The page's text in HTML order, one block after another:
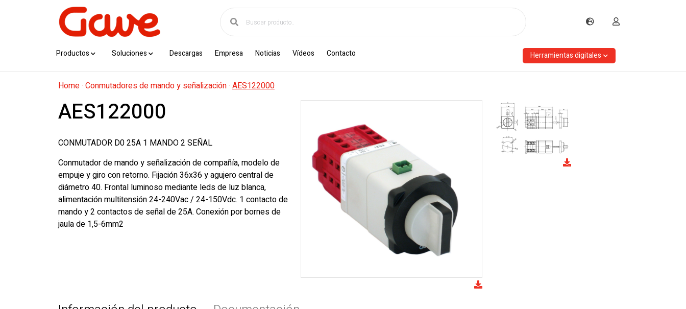
Productos Soluciones Descargas Empresa Noticias Vídeos Contacto Herramientas digitales
Home· Conmutadores de mando y señalización· AES122000
AES122000
CONMUTADOR D0 25A 1 MANDO 2 SEÑAL
Conmutador de mando y señalización de compañía, modelo de
empuje y giro con retorno. Fijación 36x36 y agujero central de
diámetro 40. Frontal luminoso mediante leds de luz blanca,
alimentación multitensión 24-240Vac / 24-150Vdc. 1 contacto de
mando y 2 contactos de señal de 25A. Conexión por bornes de
jaula de 1,5-6mm2